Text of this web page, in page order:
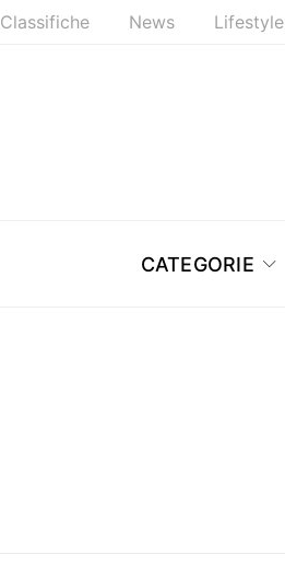
Classifiche News Lifestyle
CATEGORIE